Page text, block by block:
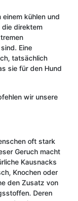
kühlen und
die direktem
Eine
tatsächlich
sie für den Hund
wir unsere
oft stark
Geruch macht
Kausnacks
Knochen oder
den Zusatz von
Deren